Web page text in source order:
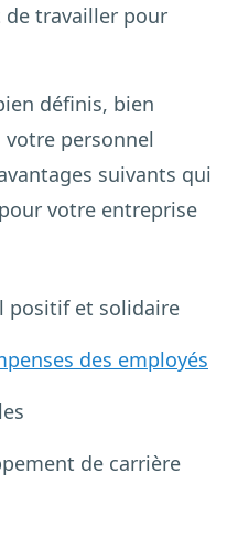
travailler pour
définis, bien
personnel
suivants qui
votre entreprise
positif et solidaire
des employés
de carrière